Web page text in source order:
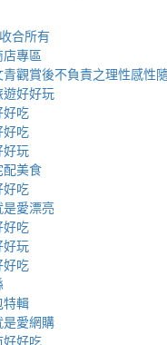
收合所有
店專區
青觀賞後不負責之理性感性
遊好好玩
好吃
好吃
好玩
配美食
好吃
是愛漂亮
好吃
好玩
好吃
特輯
是愛網購
好好吃